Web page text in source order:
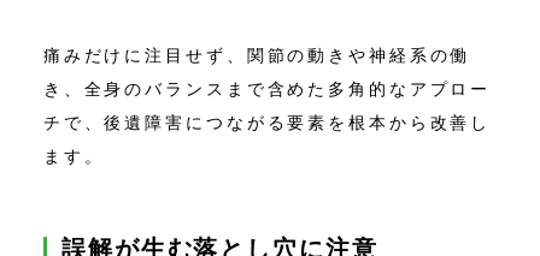
痛みだけに注目せず、関節の動きや神経系の働
き、全身のバランスまで含めた多角的なアプロー
チで、後遺障害につながる要素を根本から改善し
ます。
誤解が生む落とし穴に注意